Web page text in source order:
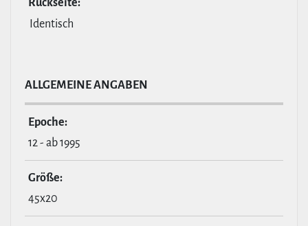
Rückseite:
Identisch
ALL­GE­MEINE ANGABEN
Epoche:
12 - ab 1995
Größe:
45x20